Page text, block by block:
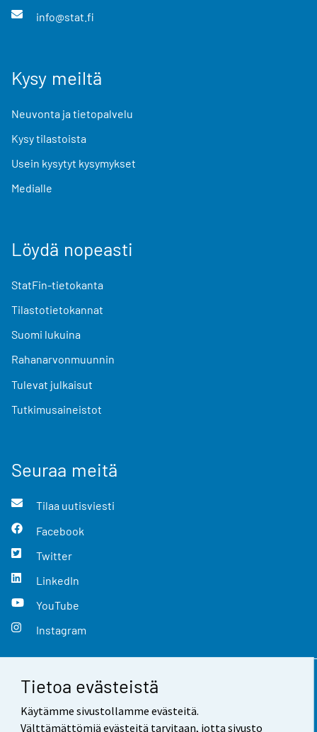
Tietoa evästeistä
Käytämme sivustollamme evästeitä.
Välttämättömiä evästeitä tarvitaan, jotta sivusto
info@stat.fi
Kysy meiltä
Neuvonta ja tietopalvelu
Kysy tilastoista
Usein kysytyt kysymykset
Medialle
Löydä nopeasti
StatFin-tietokanta
Tilastotietokannat
Suomi lukuina
Rahanarvonmuunnin
Tulevat julkaisut
Tutkimusaineistot
Seuraa meitä
Tilaa uutisviesti
Facebook
Twitter
LinkedIn
YouTube
Instagram
Yhteystiedot
Palaute